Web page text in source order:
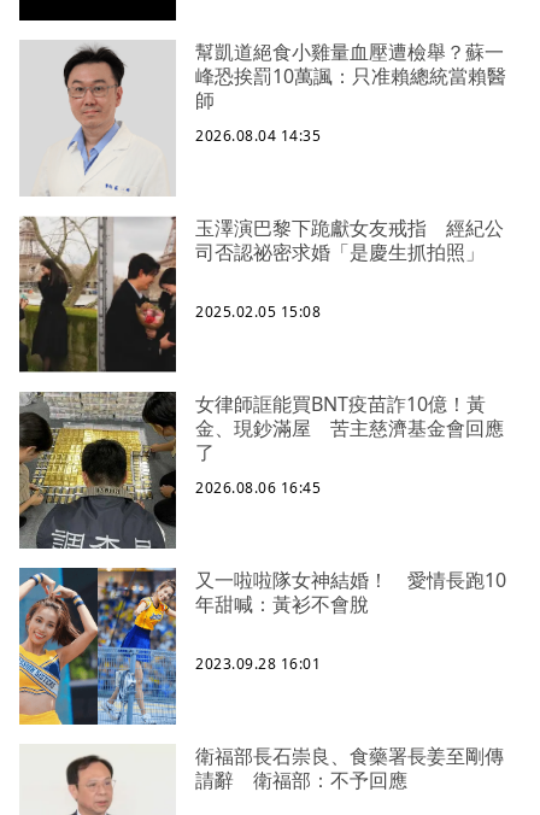
幫凱道絕食小雞量血壓遭檢舉？蘇一
峰恐挨罰10萬諷：只准賴總統當賴醫
師
2026.08.04 14:35
玉澤演巴黎下跪獻女友戒指 經紀公
司否認祕密求婚「是慶生抓拍照」
2025.02.05 15:08
女律師誆能買BNT疫苗詐10億！黃
金、現鈔滿屋 苦主慈濟基金會回應
了
2026.08.06 16:45
又一啦啦隊女神結婚！ 愛情長跑10
年甜喊：黃衫不會脫
2023.09.28 16:01
衛福部長石崇良、食藥署長姜至剛傳
請辭 衛福部：不予回應